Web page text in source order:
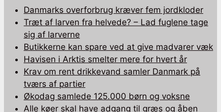
Danmarks overforbrug kræver fem jordkloder
Træt af larven fra helvede? – Lad fuglene tage
sig af larverne
Butikkerne kan spare ved at give madvarer væk
Havisen i Arktis smelter mere for hvert år
Krav om rent drikkevand samler Danmark på
tværs af partier
Økodag samlede 125.000 børn og voksne
Alle køer skal have adgang til græs og åben